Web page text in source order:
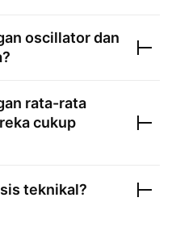
oscillator dan
rata-rata
cukup
teknikal?